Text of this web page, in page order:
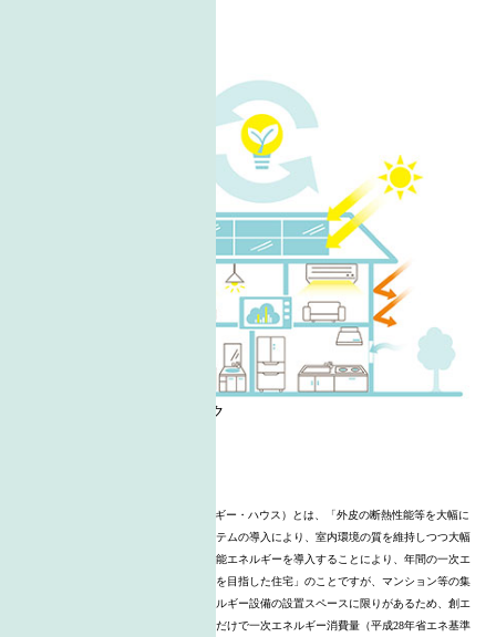
ZEH（ゼッチ）（ネット・ゼロ・エネルギー・ハウス）とは、「外皮の断熱性能等を大幅に
向上させるとともに、高効率な設備システムの導入により、室内環境の質を維持しつつ大幅
な省エネルギーを実現した上で、再生可能エネルギーを導入することにより、年間の一次エ
ネルギー消費量の収支がゼロとすることを目指した住宅」のことですが、マンション等の集
合住宅では太陽光発電等の再生可能エネルギー設備の設置スペースに限りがあるため、創エ
ネ部分を除いて高断熱外皮や省エネ性能だけで一次エネルギー消費量（平成28年省エネ基準